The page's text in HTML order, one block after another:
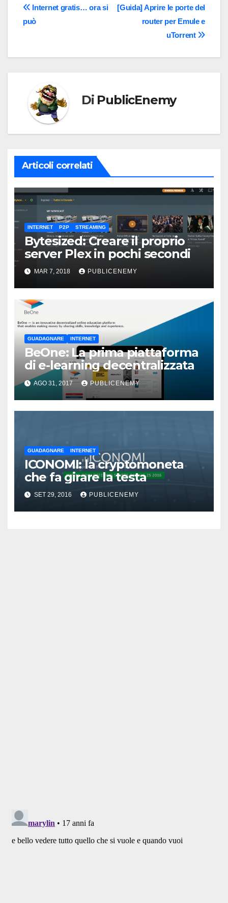
Navigazione
articoli
[Guida] Aprire le porte del
router per Emule e
uTorrent
Internet gratis… ora si
può
Di PublicEnemy
Articoli correlati
INTERNET P2P STREAMING
Bytesized: Creare il proprio
server Plex in pochi secondi
MAR 7, 2018 PUBLICENEMY
GUADAGNARE INTERNET
BeOne: La prima piattaforma
di e-learning decentralizzata
AGO 31, 2017 PUBLICENEMY
GUADAGNARE INTERNET
ICONOMI: la cryptomoneta
che fa girare la testa
SET 29, 2016 PUBLICENEMY